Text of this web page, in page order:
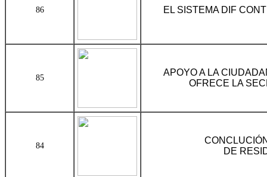
86 EL SISTEMA DIF
85
APOYO A LA
OFRECE LA
84
DE